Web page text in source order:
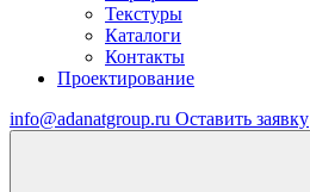
Текстуры
Каталоги
Контакты
Проектирование
info@adanatgroup.ru Оставить заявку